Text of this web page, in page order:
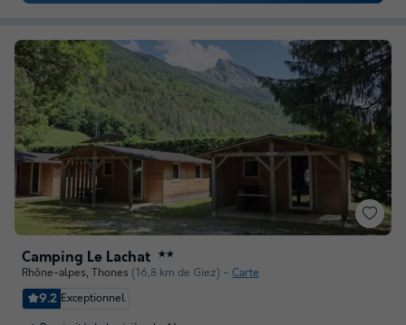
Camping Le Lachat ★★
Rhône-alpes, Thones (16,8 km de Giez) Carte
9.2 Exceptionnel